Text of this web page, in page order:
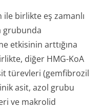
birlikte eş zamanlı
grubunda
etkisinin arttığına
diğer HMG-KoA
türevleri (gemfibrozil
asit, azol grubu
ve makrolid